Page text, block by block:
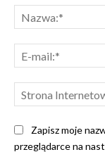
Zapisz moje
przeglądarce na